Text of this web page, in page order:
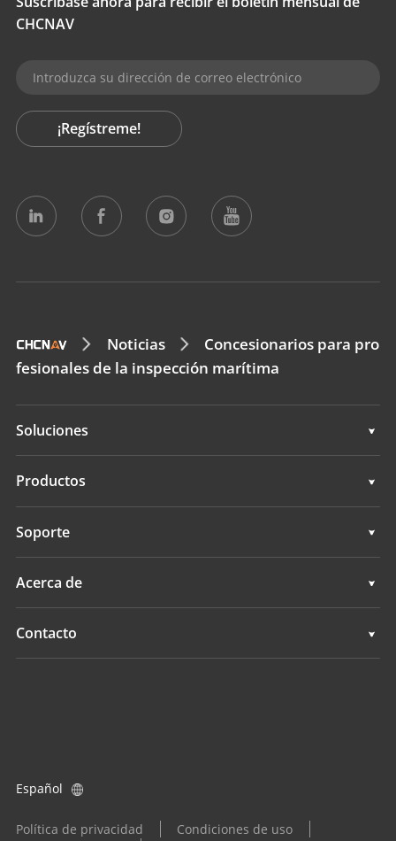
CHCNAV
¡Regístreme!
Noticias
Concesionarios para pro
fesionales de la inspección marítima
Soluciones
Topografía e ingeniería
Levantamientos hidrográficos
Servicios de posicionamiento
Productos
Levantamientos hidrográficos
Soporte
Soporte
Acerca de
Descripción general
Contacto
Política de privacidad
Condiciones de uso
Español